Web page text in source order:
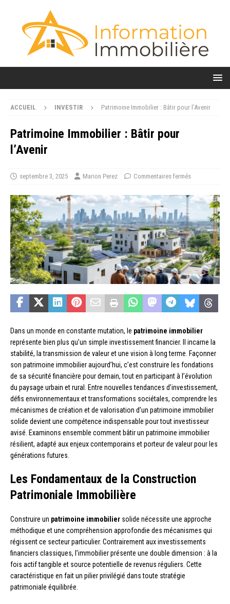
ACCUEIL INVESTIR Patrimoine Immobilier : Bâtir pour l’Avenir
Patrimoine Immobilier : Bâtir pour
l’Avenir
septembre 3, 2025 Marion Perez Commentaires fermés
Dans un monde en constante mutation, le patrimoine immobilier
représente bien plus qu’un simple investissement financier. Il incarne la
stabilité, la transmission de valeur et une vision à long terme. Façonner
son patrimoine immobilier aujourd’hui, c’est construire les fondations
de sa sécurité financière pour demain, tout en participant à l’évolution
du paysage urbain et rural. Entre nouvelles tendances d’investissement,
défis environnementaux et transformations sociétales, comprendre les
mécanismes de création et de valorisation d’un patrimoine immobilier
solide devient une compétence indispensable pour tout investisseur
avisé. Examinons ensemble comment bâtir un patrimoine immobilier
résilient, adapté aux enjeux contemporains et porteur de valeur pour les
générations futures.
Les Fondamentaux de la Construction
Patrimoniale Immobilière
Construire un patrimoine immobilier solide nécessite une approche
méthodique et une compréhension approfondie des mécanismes qui
régissent ce secteur particulier. Contrairement aux investissements
financiers classiques, l’immobilier présente une double dimension : à la
fois actif tangible et source potentielle de revenus réguliers. Cette
caractéristique en fait un pilier privilégié dans toute stratégie
patrimoniale équilibrée.